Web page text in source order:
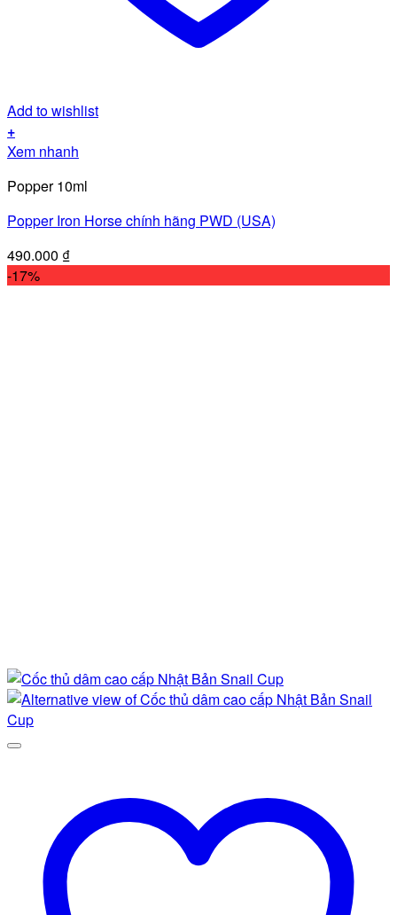
Add to wishlist
+
Xem nhanh
Popper 10ml
Popper Iron Horse chính hãng PWD (USA)
490.000 ₫
-17%